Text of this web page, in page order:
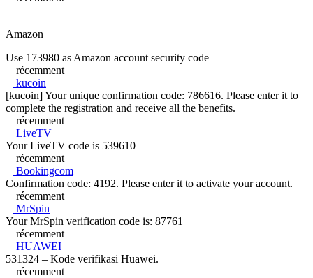
Amazon
Use 173980 as Amazon account security code
récemment
kucoin
[kucoin] Your unique confirmation code: 786616. Please enter it to
complete the registration and receive all the benefits.
récemment
LiveTV
Your LiveTV code is 539610
récemment
Bookingcom
Confirmation code: 4192. Please enter it to activate your account.
récemment
MrSpin
Your MrSpin verification code is: 87761
récemment
HUAWEI
531324 – Kode verifikasi Huawei.
récemment